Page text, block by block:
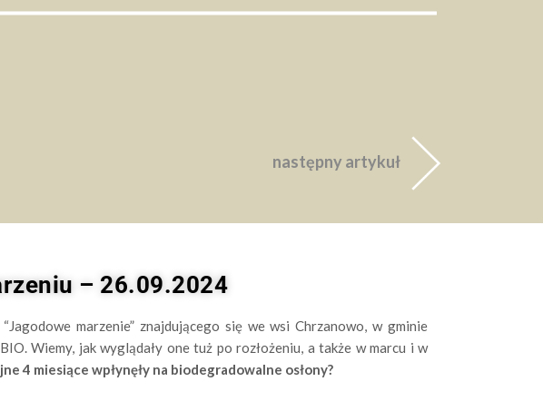
następny artykuł
– 26.09.2024
marzenie” znajdującego się we wsi Chrzanowo, w gminie
Wiemy, jak wyglądały one tuż po rozłożeniu, a także w marcu i w
4 miesiące wpłynęły na biodegradowalne osłony?